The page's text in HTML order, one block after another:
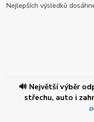
Nejlepších výsledků
🔊 Největší výběr
střechu, auto i